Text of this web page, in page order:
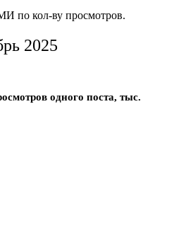
по кол-ву просмотров.
2025
одного поста, тыс.